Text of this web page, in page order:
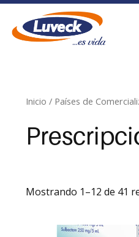
Ir
contenido
Inicio / Países de
Mostrando 1–12 de 41